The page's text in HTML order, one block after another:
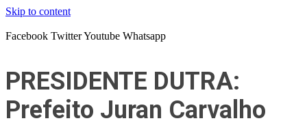
Skip to content
Facebook TwitterYoutube Whatsapp
PRESIDENTE DUTRA:
Prefeito Juran Carvalho